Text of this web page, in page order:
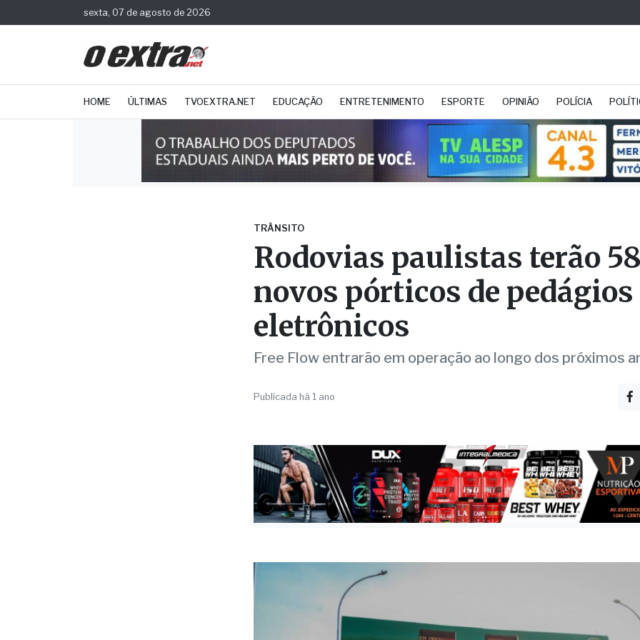
sexta, 07 de agosto de 2026
HOME ÚLTIMAS TVOEXTRA.NET EDUCAÇÃO ENTRETENIMENTO ESPORTE OPINIÃO POLÍCIA
Rodovias paulistas terão
novos pórticos de pedágios
eletrônicos
Free Flow entrarão em operação ao longo dos próximos